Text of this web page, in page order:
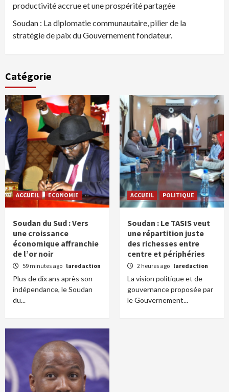
productivité accrue et une prospérité partagée
Soudan : La diplomatie communautaire, pilier de la
stratégie de paix du Gouvernement fondateur.
Catégorie
ACCUEIL ECONOMIE
Soudan du Sud : Vers
une croissance
économique affranchie
de l’or noir
59 minutes ago laredaction
Plus de dix ans après son
indépendance, le Soudan
du...
ACCUEIL POLITIQUE
Soudan : Le TASIS veut
une répartition juste
des richesses entre
centre et périphéries
2 heures ago laredaction
La vision politique et de
gouvernance proposée par
le Gouvernement...